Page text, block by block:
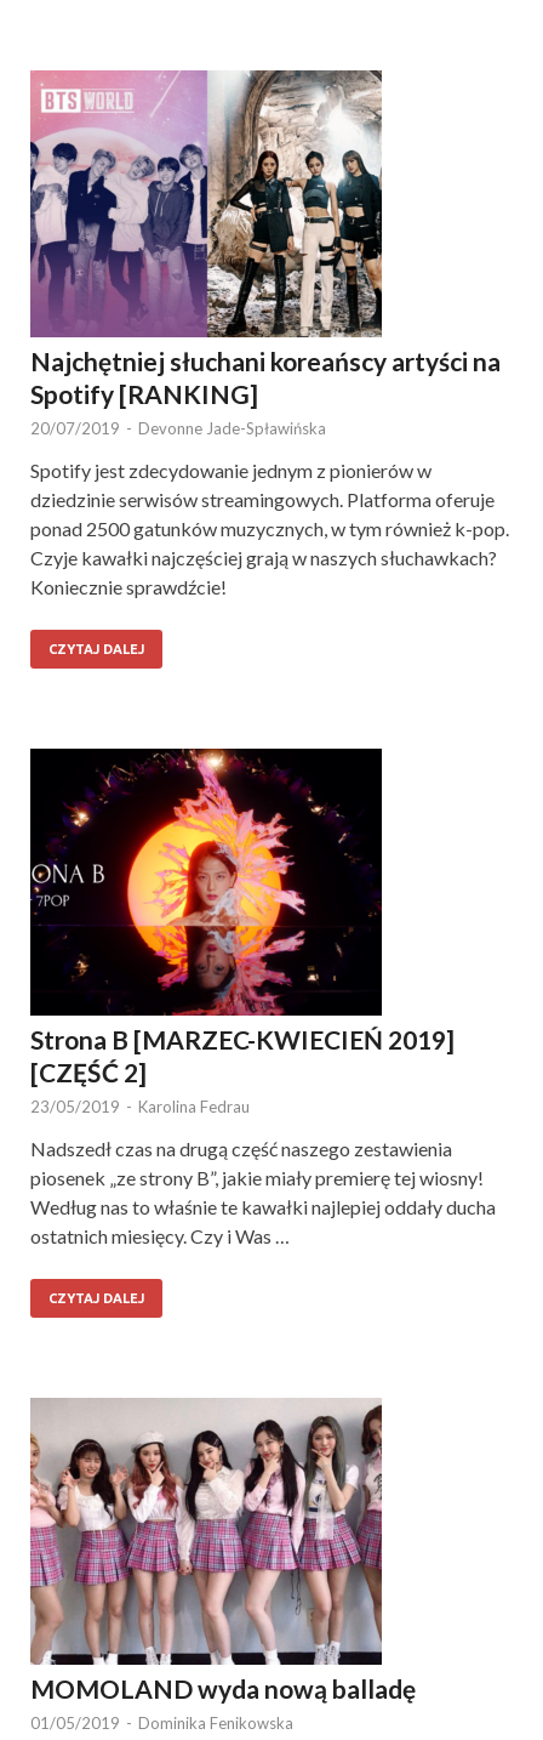
Najchętniej słuchani koreańscy artyści na
Spotify [RANKING]
20/07/2019 - Devonne Jade-Spławińska
Spotify jest zdecydowanie jednym z pionierów w
dziedzinie serwisów streamingowych. Platforma oferuje
ponad 2500 gatunków muzycznych, w tym również k-pop.
Czyje kawałki najczęściej grają w naszych słuchawkach?
Koniecznie sprawdźcie!
CZYTAJ DALEJ
Strona B [MARZEC-KWIECIEŃ 2019]
[CZĘŚĆ 2]
23/05/2019 - Karolina Fedrau
Nadszedł czas na drugą część naszego zestawienia
piosenek „ze strony B”, jakie miały premierę tej wiosny!
Według nas to właśnie te kawałki najlepiej oddały ducha
ostatnich miesięcy. Czy i Was …
CZYTAJ DALEJ
MOMOLAND wyda nową balladę
01/05/2019 - Dominika Fenikowska